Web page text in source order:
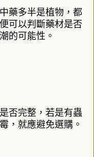
藥多半是植物，都
可以判斷藥材是否
的可能性。
否完整，若是有蟲
，就應避免選購。